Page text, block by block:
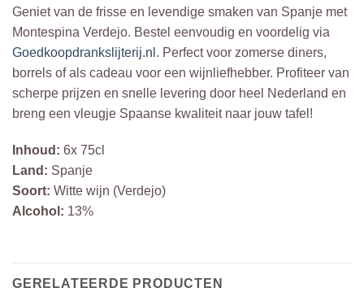
Geniet van de frisse en levendige smaken van Spanje met
Montespina Verdejo. Bestel eenvoudig en voordelig via
Goedkoopdrankslijterij.nl . Perfect voor zomerse diners,
borrels of als cadeau voor een wijnliefhebber. Profiteer van
scherpe prijzen en snelle levering door heel Nederland en
breng een vleugje Spaanse kwaliteit naar jouw tafel!
Inhoud: 6x 75cl
Land: Spanje
Soort: Witte wijn (Verdejo)
Alcohol: 13%
GERELATEERDE PRODUCTEN